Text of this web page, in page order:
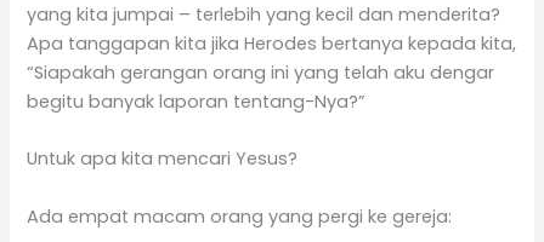
yang kita jumpai – terlebih yang kecil dan menderita?
Apa tanggapan kita jika Herodes bertanya kepada kita,
“Siapakah gerangan orang ini yang telah aku dengar
begitu banyak laporan tentang-Nya?”
Untuk apa kita mencari Yesus?
Ada empat macam orang yang pergi ke gereja: